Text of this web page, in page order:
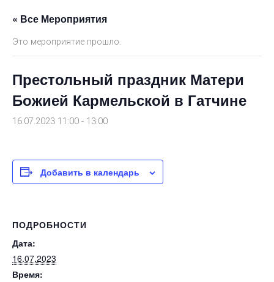
« Все Мероприятия
Это мероприятие прошло.
Престольный праздник Матери
Божией Кармельской в Гатчине
16.07.2023 11:00 - 13:00
Добавить в календарь
ПОДРОБНОСТИ
Дата:
16.07.2023
Время: